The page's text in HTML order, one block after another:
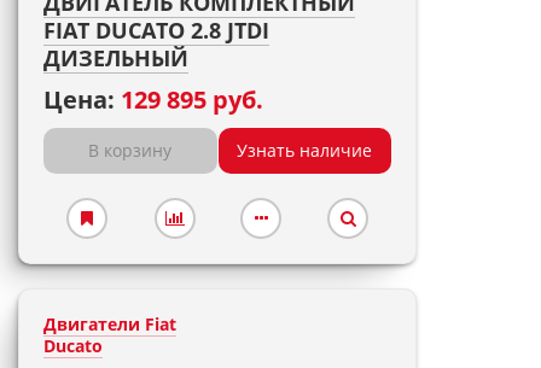
FIAT DUCATO 2.8 JTDI
ДИЗЕЛЬНЫЙ
Цена: 129 895 руб.
В корзину Узнать наличие
Двигатели Fiat
Ducato